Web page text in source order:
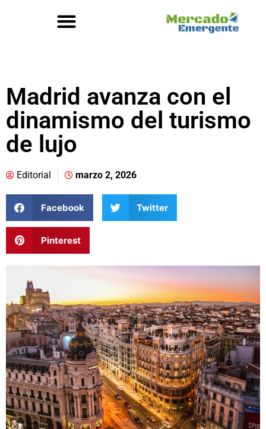
Madrid avanza con el
dinamismo del turismo
de lujo
Editorial marzo 2, 2026
Facebook Twitter
Pinterest